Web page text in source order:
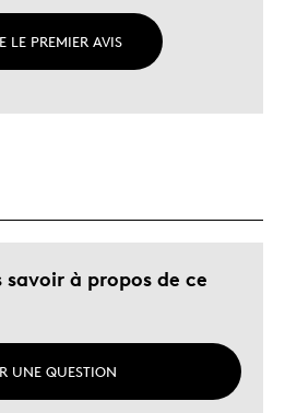
LE PREMIER AVIS
à propos de ce
UNE QUESTION